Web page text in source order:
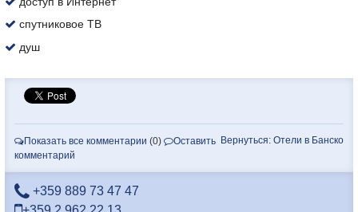
спутниковое ТВ
душ
Вернуться: Отели в Банско
Показать все комментарии (0)
Оставить
комментарий
+359 889 73 47 47